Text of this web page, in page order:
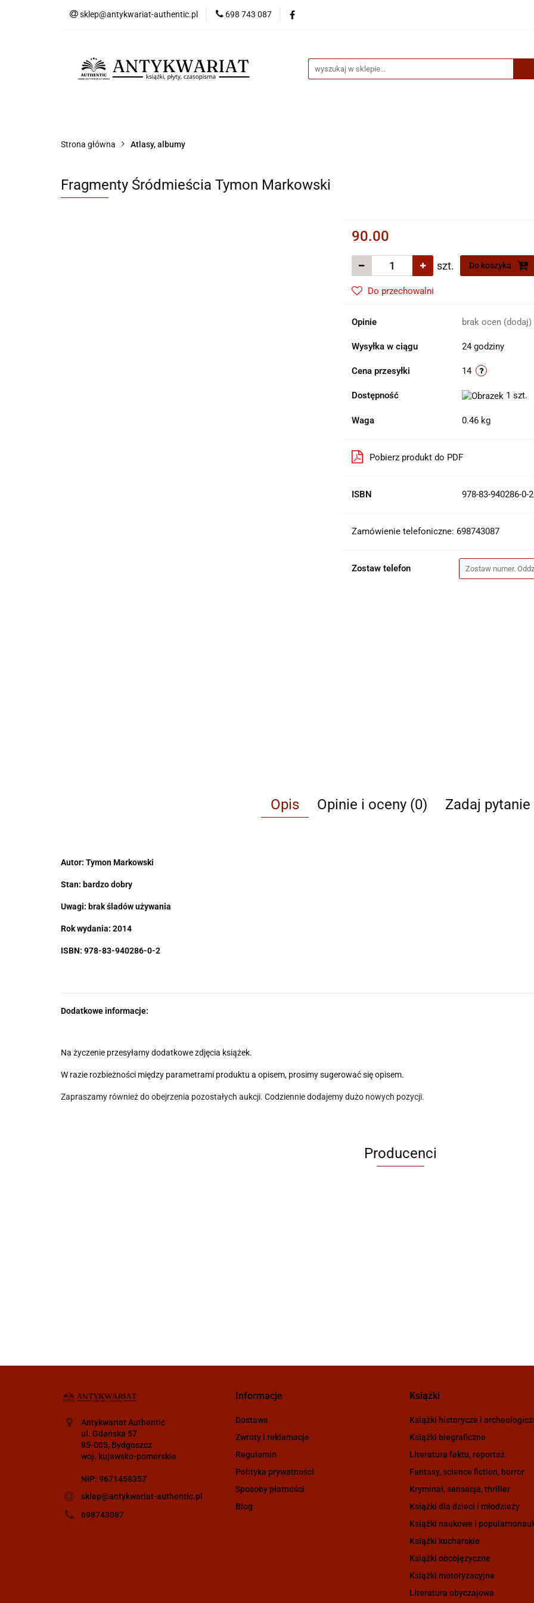
sklep@antykwariat-authentic.pl 698 743 087
Kategorie
Strona główna Atlasy, albumy
Fragmenty Śródmieścia Tymon Markowski
90.00
szt. Do koszyka
Do przechowalni
Opinie brak ocen (dodaj)
Wysyłka w ciągu 24 godziny
Cena przesyłki 14
Dostępność 1 szt.
Waga 0.46 kg
Pobierz produkt do PDF
ISBN 978-83-940286-0-2
Zamówienie telefoniczne: 698743087
Zostaw telefon
Opis Opinie i oceny (0) Zadaj pytanie
Autor: Tymon Markowski
Stan: bardzo dobry
Uwagi: brak śladów używania
Rok wydania: 2014
ISBN: 978-83-940286-0-2
Dodatkowe informacje:
Na życzenie przesyłamy dodatkowe zdjęcia książek.
W razie rozbieżności między parametrami produktu a opisem, prosimy sugerować się opisem.
Zapraszamy również do obejrzenia pozostałych aukcji. Codziennie dodajemy dużo nowych pozycji.
Producenci
Antykwariat Authentic
ul. Gdańska 57
85-005, Bydgoszcz
woj. kujawsko-pomorskie
NIP: 9671458357
sklep@antykwariat-authentic.pl
698743087
Informacje
Dostawa
Zwroty i reklamacje
Regulamin
Polityka prywatności
Sposoby płatności
Blog
Książki
Książki historycze i
Książki biegraficzne
Literatura faktu, reportaż
Fantasy, science fiction, horror
Kryminał, sensacja, thriller
Książki dla dzieci i młodzieży
Książki naukowe i
Książki kucharskie
Książki obcojęzyczne
Książki motoryzacyjne
Literatura obyczajowa